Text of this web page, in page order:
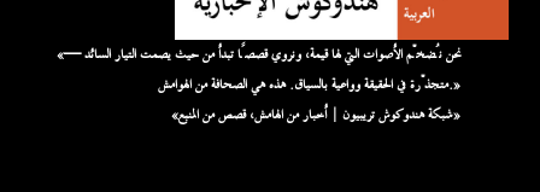
«نحن نُضخّم الأصوات التي لها قيمة، ونروي قصصًا تبدأ من حيث يصمت التيار السائد —
متجذّرة في الحقيقة وواعية بالسياق. هذه هي الصحافة من الهوامش.»
«شبكة هندوكوش تريبيون | أخبار من الهامش، قصص من المنبع»